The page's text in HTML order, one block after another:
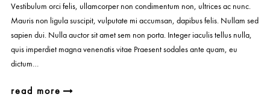
Vestibulum orci felis, ullamcorper non condimentum non, ultrices ac nunc.
Mauris non ligula suscipit, vulputate mi accumsan, dapibus felis. Nullam sed
sapien dui. Nulla auctor sit amet sem non porta. Integer iaculis tellus nulla,
quis imperdiet magna venenatis vitae Praesent sodales ante quam, eu
dictum…
read more